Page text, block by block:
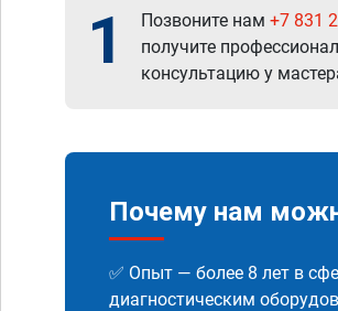
1 Позвоните нам +7 831
получите
консультацию у
Почему нам
✅ Опыт — более 8 лет в
диагностическим